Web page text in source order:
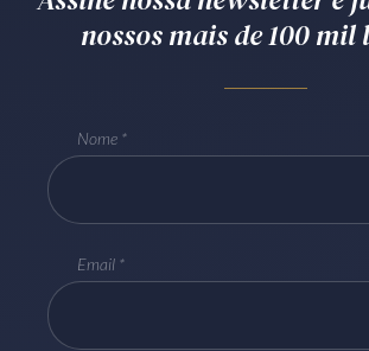
Receba por RSS
Batel Curitiba/PR CEP
nossos mais de 100 mil
Nome
Email